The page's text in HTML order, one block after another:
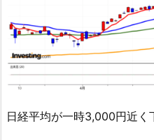
日経平均が一時3,000円近く